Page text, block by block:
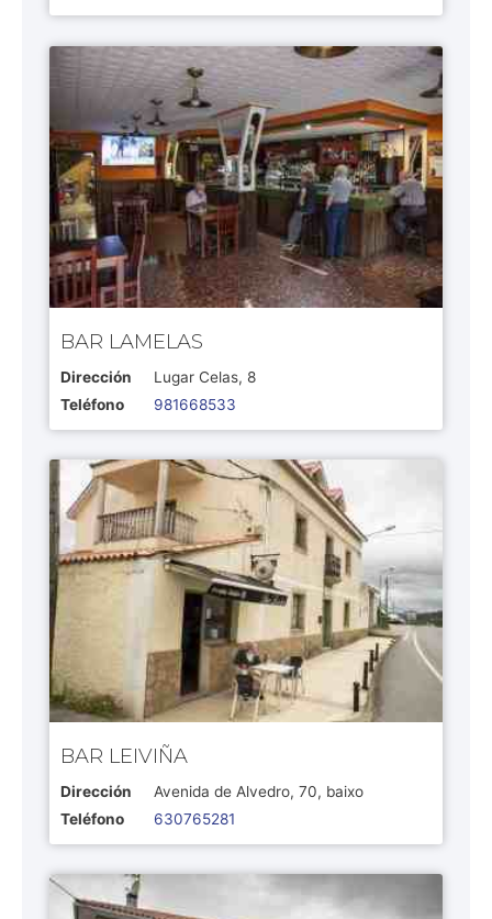
BAR LAMELAS
Dirección
Lugar Celas, 8
Teléfono
981668533
BAR LEIVIÑA
Dirección
Avenida de Alvedro, 70, baixo
Teléfono
630765281